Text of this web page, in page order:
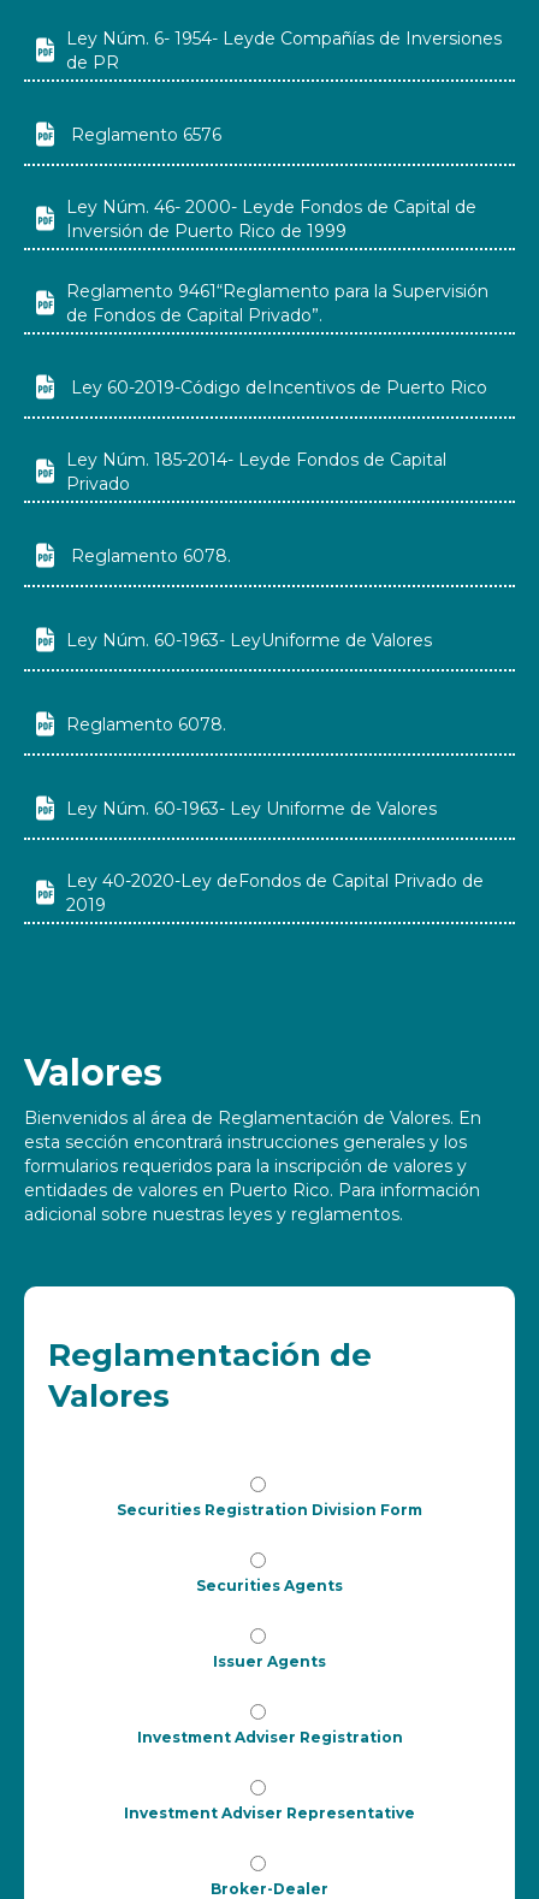

Ley Núm. 6- 1954- Leyde Compañías de Inversiones
de PR
 Reglamento 6576

Ley Núm. 46- 2000- Leyde Fondos de Capital de
Inversión de Puerto Rico de 1999

Reglamento 9461“Reglamento para la Supervisión
de Fondos de Capital Privado”.
 Ley 60-2019-Código deIncentivos de Puerto Rico

Ley Núm. 185-2014- Leyde Fondos de Capital
Privado
 Reglamento 6078.
 Ley Núm. 60-1963- LeyUniforme de Valores
 Reglamento 6078.
 Ley Núm. 60-1963- Ley Uniforme de Valores

Ley 40-2020-Ley deFondos de Capital Privado de
2019
Valores
Bienvenidos al área de Reglamentación de Valores. En
esta sección encontrará instrucciones generales y los
formularios requeridos para la inscripción de valores y
entidades de valores en Puerto Rico. Para información
adicional sobre nuestras leyes y reglamentos.
Reglamentación de
Valores
Securities Registration Division Form
Securities Agents
Issuer Agents
Investment Adviser Registration
Investment Adviser Representative
Broker-Dealer